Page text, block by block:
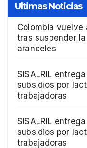
Ultimas Noticias
Colombia vuelve
tras suspender
aranceles
SISALRIL
subsidios por
trabajadoras
SISALRIL
subsidios por
trabajadoras